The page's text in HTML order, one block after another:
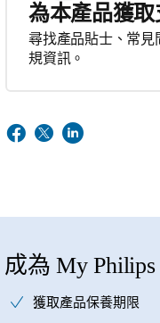
為本產品獲取
尋找產品貼士、常見
規資訊。
成為 My
獲取產品保養期限